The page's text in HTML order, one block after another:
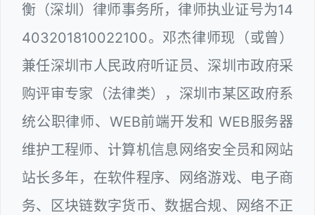
衡（深圳）律师事务所，律师执业证号为14
403201810022100。邓杰律师现（或曾）
兼任深圳市人民政府听证员、深圳市政府采
购评审专家（法律类），深圳市某区政府系
统公职律师、WEB前端开发和 WEB服务器
维护工程师、计算机信息网络安全员和网站
站长多年，在软件程序、网络游戏、电子商
务、区块链数字货币、数据合规、网络不正